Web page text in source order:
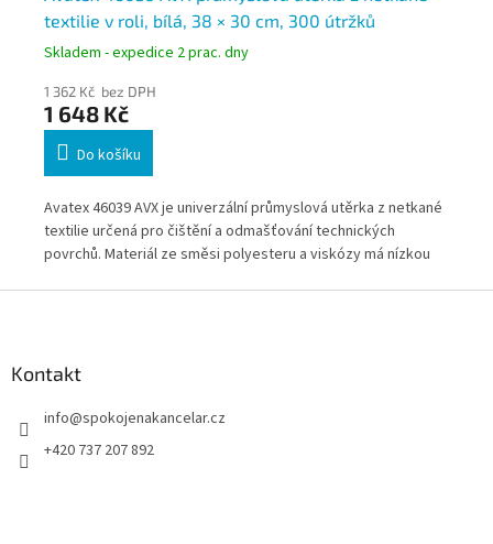
textilie v roli, bílá, 38 × 30 cm, 300 útržků
Skladem - expedice 2 prac. dny
1 362 Kč bez DPH
1 648 Kč
Do košíku
Avatex 46039 AVX je univerzální průmyslová utěrka z netkané
textilie určená pro čištění a odmašťování technických
povrchů. Materiál ze směsi polyesteru a viskózy má nízkou
Kontakt
info@spokojenakancelar.cz
+420 737 207 892